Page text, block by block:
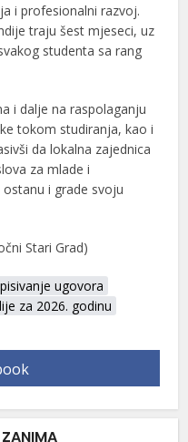
i profesionalni razvoj.
traju šest mjeseci, uz
studenta sa rang
i dalje na raspolaganju
tokom studiranja, kao i
da lokalna zajednica
za mlade i
i grade svoju
‬Stari‭ ‬‬Grad)
ugovora
za 2026. godinu